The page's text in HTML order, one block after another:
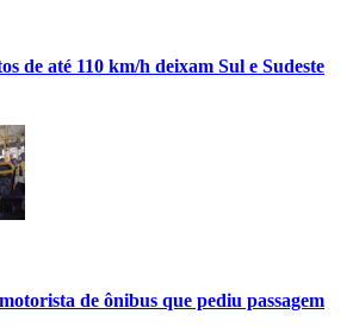
de até 110 km/h deixam Sul e Sudeste
de ônibus que pediu passagem